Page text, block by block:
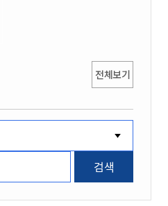
전체보기
검색